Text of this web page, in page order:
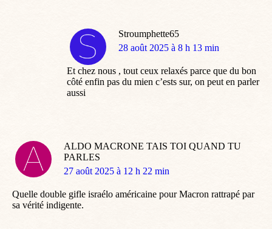
Stroumphette65
dit
28 août 2025 à 8 h 13 min
Et chez nous , tout ceux relaxés parce que du bon
côté enfin pas du mien c’ests sur, on peut en parler
aussi
ALDO MACRONE TAIS TOI QUAND TU
PARLES
dit
27 août 2025 à 12 h 22 min
Quelle double gifle israélo américaine pour Macron rattrapé par
sa vérité indigente.